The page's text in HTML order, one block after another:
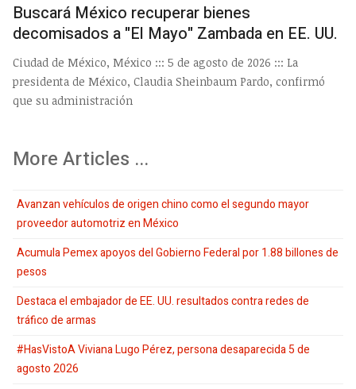
Buscará México recuperar bienes
decomisados a "El Mayo" Zambada en EE. UU.
Ciudad de México, México ::: 5 de agosto de 2026 ::: La
presidenta de México, Claudia Sheinbaum Pardo, confirmó
que su administración
More Articles ...
Avanzan vehículos de origen chino como el segundo mayor
proveedor automotriz en México
Acumula Pemex apoyos del Gobierno Federal por 1.88 billones de
pesos
Destaca el embajador de EE. UU. resultados contra redes de
tráfico de armas
#HasVistoA Viviana Lugo Pérez, persona desaparecida 5 de
agosto 2026